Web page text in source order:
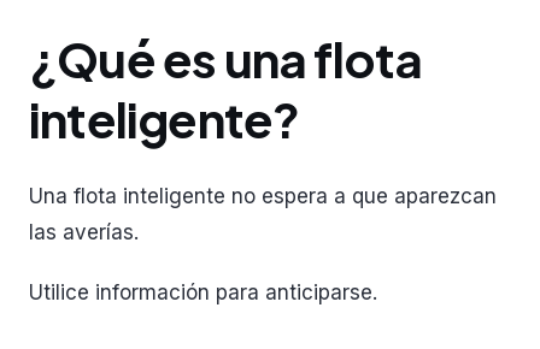
¿Qué es una flota
inteligente?
Una flota inteligente no espera a que aparezcan
las averías.
Utilice información para anticiparse.